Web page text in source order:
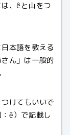
、êと山をつ
本語を教える
ん」は一般的
けてもいいで
ē）で記載し